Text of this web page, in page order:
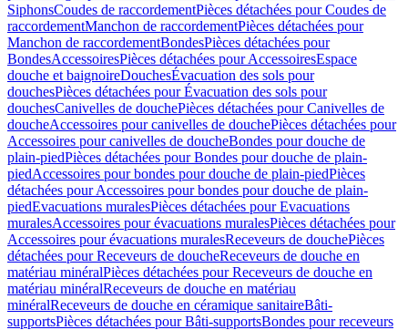
SiphonsCoudes de raccordementPièces détachées pour Coudes de
raccordementManchon de raccordementPièces détachées pour
Manchon de raccordementBondesPièces détachées pour
BondesAccessoiresPièces détachées pour AccessoiresEspace
douche et baignoireDouchesÉvacuation des sols pour
douchesPièces détachées pour Évacuation des sols pour
douchesCanivelles de douchePièces détachées pour Canivelles de
doucheAccessoires pour canivelles de douchePièces détachées pour
Accessoires pour canivelles de doucheBondes pour douche de
plain-piedPièces détachées pour Bondes pour douche de plain-
piedAccessoires pour bondes pour douche de plain-piedPièces
détachées pour Accessoires pour bondes pour douche de plain-
piedEvacuations muralesPièces détachées pour Evacuations
muralesAccessoires pour évacuations muralesPièces détachées pour
Accessoires pour évacuations muralesReceveurs de douchePièces
détachées pour Receveurs de doucheReceveurs de douche en
matériau minéralPièces détachées pour Receveurs de douche en
matériau minéralReceveurs de douche en matériau
minéralReceveurs de douche en céramique sanitaireBâti-
supportsPièces détachées pour Bâti-supportsBondes pour receveurs